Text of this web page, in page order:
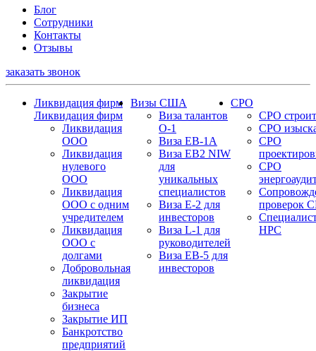
Блог
Сотрудники
Контакты
Отзывы
заказать звонок
Ликвидация фирм
Ликвидация фирм
Ликвидация
ООО
Ликвидация
нулевого
ООО
Ликвидация
ООО с одним
учредителем
Ликвидация
ООО с
долгами
Добровольная
ликвидация
Закрытие
бизнеса
Закрытие ИП
Банкротство
предприятий
Визы США
Виза талантов
О-1
Виза EB-1A
Виза EB2 NIW
для
уникальных
специалистов
Виза E-2 для
инвесторов
Виза L-1 для
руководителей
Виза EB-5 для
инвесторов
СРО
СРО
СРО
СРО
СРО
проверок
НРС